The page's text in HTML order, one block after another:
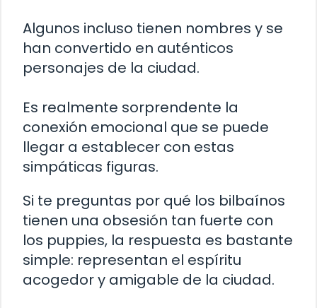
Algunos incluso tienen nombres y se
han convertido en auténticos
personajes de la ciudad.
Es realmente sorprendente la
conexión emocional que se puede
llegar a establecer con estas
simpáticas figuras.
Si te preguntas por qué los bilbaínos
tienen una obsesión tan fuerte con
los puppies, la respuesta es bastante
simple: representan el espíritu
acogedor y amigable de la ciudad.